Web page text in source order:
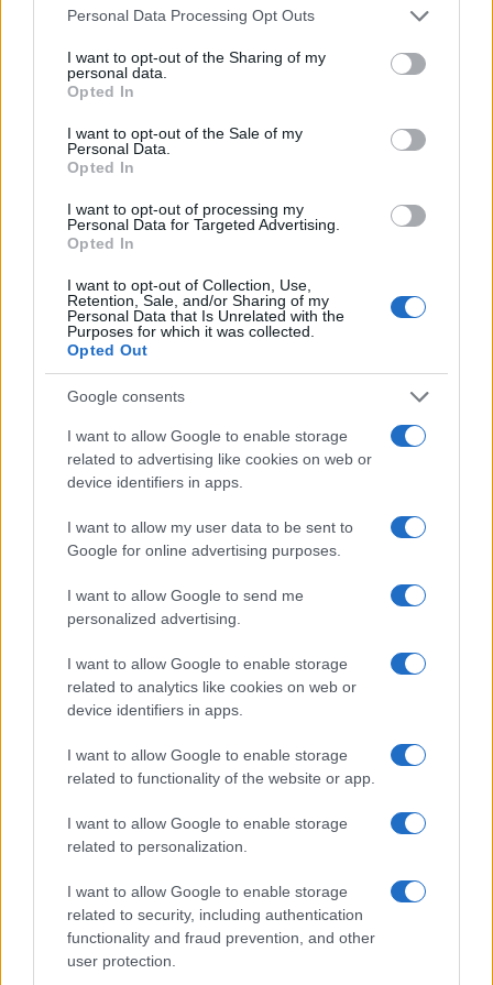
Please note that this website/app uses one or more Google
not limited to your visit or usage behaviour. You may click to
grant or deny consent to Google and its third-party tags to
use your data for below specified purposes in below Google
consent section.
Personal Data Processing Opt Outs
I want to opt-out of the Sharing of my
personal data.
Opted In
I want to opt-out of the Sale of my
Personal Data.
Opted In
I want to opt-out of processing my
Personal Data for Targeted Advertising.
Opted In
I want to opt-out of Collection, Use,
Retention, Sale, and/or Sharing of my
Personal Data that Is Unrelated with the
Purposes for which it was collected.
Opted Out
Google consents
I want to allow Google to enable storage
related to advertising like cookies on web or
device identifiers in apps.
I want to allow my user data to be sent to
Google for online advertising purposes.
I want to allow Google to send me
personalized advertising.
I want to allow Google to enable storage
related to analytics like cookies on web or
device identifiers in apps.
I want to allow Google to enable storage
related to functionality of the website or app.
I want to allow Google to enable storage
related to personalization.
I want to allow Google to enable storage
related to security, including authentication
functionality and fraud prevention, and other
user protection.
πρύτανης του Πανεπιστηµίου Αθηνών Γιώργος
χρειάζεται πολύ µεγάλη προσοχή για να αντιµετωπιστεί
ως τέτοιο γεγονός.
Σε ό,τι αφορά την εισαγωγή του εθνικού απολυτηρίου
(ήδη από το 2009 ο κ. Μπαµπινιώτης, στο πλαίσιο του
Πανελλαδικές είναι αναξιόπιστο και σκληρό σύστηµα), ο
οµότιµος καθηγητής Γλωσσολογίας εστιάζει στην
αναγκαιότητα του ακαδηµαΐκού απολυτηρίου, που σε